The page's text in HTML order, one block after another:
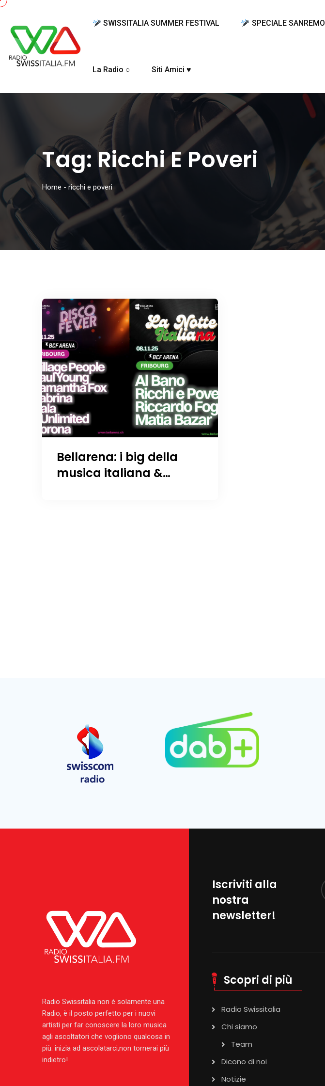
SWISSITALIA SUMMER FESTIVAL SPECIALE SANREMO
La Radio ○ Siti Amici ♥
Tag:Ricchi E Poveri
Home - ricchi e poveri
Bellarena: i big della
musica italiana &
Iscriviti alla
nostra
newsletter!
Radio Swissitalia non è solamente una
Radio, è il posto perfetto per i nuovi
artisti per far conoscere la loro musica
agli ascoltatori che vogliono qualcosa in
più: inizia ad ascolatarci,non tornerai più
indietro!
Scopri di più
Radio Swissitalia
Chi siamo
Team
Dicono di noi
Notizie